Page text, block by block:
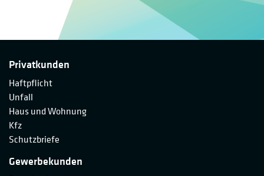
Privatkunden
Haftpflicht
Unfall
Haus und Wohnung
Kfz
Schutzbriefe
Gewerbekunden